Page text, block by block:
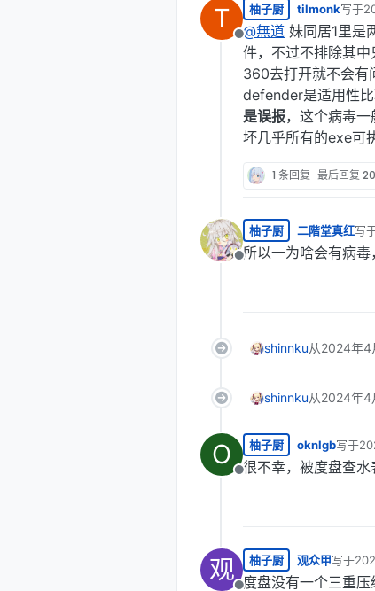
T
离线
柚子厨 tilmonk写于
最后
@無道 妹同居1里是
件，不过不排除其
360去打开就不会有
defender是适用性
是误报，这个病毒
坏几乎所有的exe可
1 条回复 最后回复
离线
柚子厨 二階堂真红写
最
所以一为啥会有病毒
shinnku从2024年4
shinnku从2024年4
O
离线
柚子厨 oknlgb写于
最后由
很不幸，被度盘查水
观 柚子厨 观众甲写于
最后由
度盘没有一个三重